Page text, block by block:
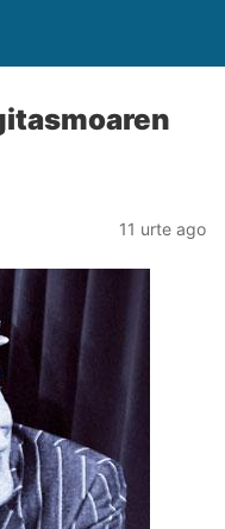
11 urte ago